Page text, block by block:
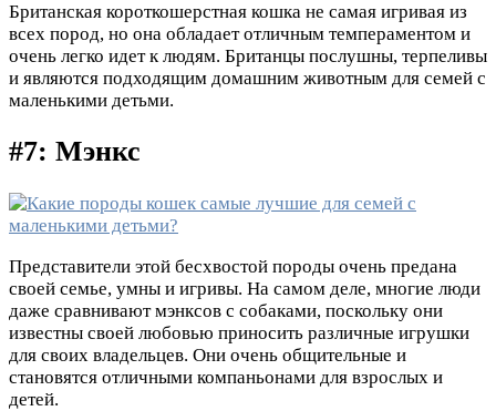
Британская короткошерстная кошка не самая игривая из
всех пород, но она обладает отличным темпераментом и
очень легко идет к людям. Британцы послушны, терпеливы
и являются подходящим домашним животным для семей с
маленькими детьми.
#7: Мэнкс
Представители этой бесхвостой породы очень предана
своей семье, умны и игривы. На самом деле, многие люди
даже сравнивают мэнксов с собаками, поскольку они
известны своей любовью приносить различные игрушки
для своих владельцев. Они очень общительные и
становятся отличными компаньонами для взрослых и
детей.